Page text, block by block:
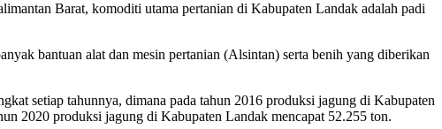
Barat, komoditi utama pertanian di Kabupaten Landak adalah padi
bantuan alat dan mesin pertanian (Alsintan) serta benih yang diberikan
setiap tahunnya, dimana pada tahun 2016 produksi jagung di Kabupaten
2020 produksi jagung di Kabupaten Landak mencapat 52.255 ton.